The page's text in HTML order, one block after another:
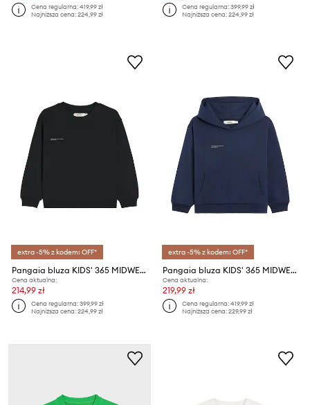
Cena regularna:419,99 zł
Najniższa cena:224,99 zł
Cena regularna:399,99 zł
Najniższa cena:224,99 zł
extra -5% z kodem: OFF*
Pangaia bluza KIDS' 365 MIDWEIGHT SWEATSHIRT
Cena aktualna:
214,99 zł
Cena regularna:399,99 zł
Najniższa cena:224,99 zł
extra -5% z kodem: OFF*
Pangaia bluza KIDS' 365 MIDWEIGHT HOODIE
Cena aktualna:
219,99 zł
Cena regularna:419,99 zł
Najniższa cena:229,99 zł